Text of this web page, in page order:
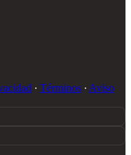
∙ Términos ∙ Aviso